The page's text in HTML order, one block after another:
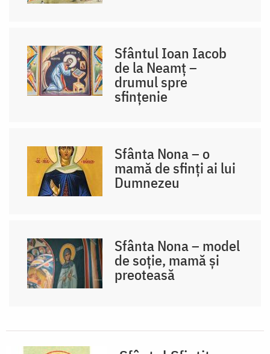
Sfântul Ioan Iacob
de la Neamț –
drumul spre
sfințenie
Sfânta Nona – o
mamă de sfinți ai lui
Dumnezeu
Sfânta Nona – model
de soție, mamă și
preoteasă